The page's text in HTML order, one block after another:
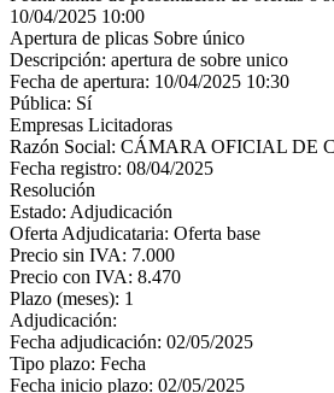
10/04/2025 10:00
Apertura de plicas Sobre único
Descripción: apertura de sobre unico
Fecha de apertura: 10/04/2025 10:30
Pública: Sí
Empresas Licitadoras
Razón Social: CÁMARA OFICIAL DE
Fecha registro: 08/04/2025
Resolución
Estado: Adjudicación
Oferta Adjudicataria: Oferta base
Precio sin IVA: 7.000
Precio con IVA: 8.470
Plazo (meses): 1
Adjudicación:
Fecha adjudicación: 02/05/2025
Tipo plazo: Fecha
Fecha inicio plazo: 02/05/2025